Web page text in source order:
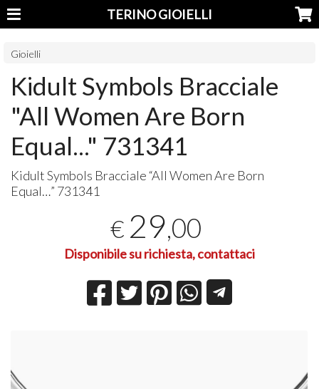
TERINO GIOIELLI
Gioielli
Kidult Symbols Bracciale
"All Women Are Born
Equal..." 731341
Kidult Symbols Bracciale “All Women Are Born
Equal…” 731341
€ 29,00
Disponibile su richiesta, contattaci